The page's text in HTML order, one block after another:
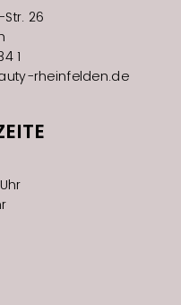
26
1
rheinfelden.de